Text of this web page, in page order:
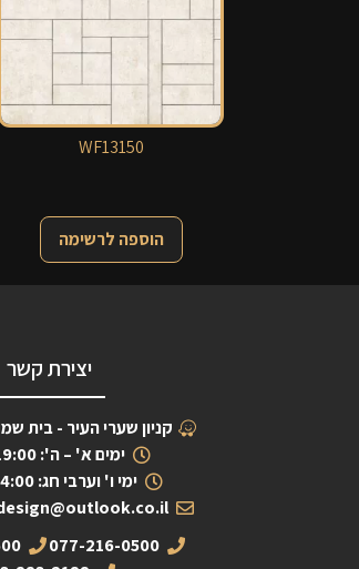
WF13150
הוספה לרשימה
יצירת קשר
קניון שערי העיר - בית
ימים א' – ה': 19:00 - 9:00
ימי ו' וערבי חג: 14:00 - 09:00
077-216-0500